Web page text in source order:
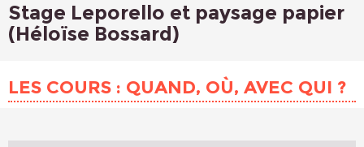
ATELIERS À L’ANNÉE
INFOS PRATIQUES
Stage Leporello et paysage papier
(Héloïse Bossard)
LES COURS : QUAND, OÙ, AVEC QUI ?